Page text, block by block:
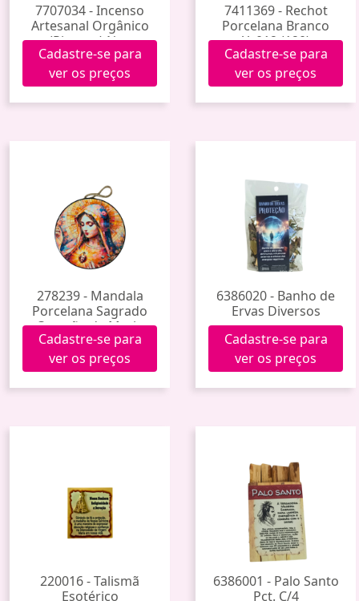
7707034 - Incenso
Artesanal Orgânico
(Pitanga) Noa
Cadastre-se para
ver os preços
7411369 - Rechot
Porcelana Branco
Yy012 (120)
Cadastre-se para
ver os preços
278239 - Mandala
Porcelana Sagrado
Coração de Maria
Tdecp-217
Cadastre-se para
ver os preços
6386020 - Banho de
Ervas Diversos
Cadastre-se para
ver os preços
220016 - Talismã
Esotérico
6386001 - Palo Santo
Pct. C/4